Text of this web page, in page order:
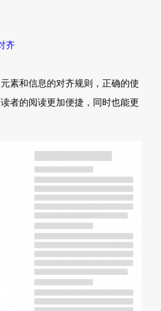
齐
素和信息的对齐规则，正确的使
者的阅读更加便捷，同时也能更